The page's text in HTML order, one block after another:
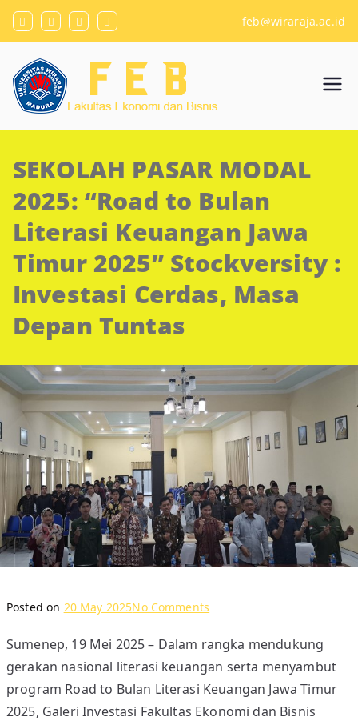
Skip
content
feb@wiraraja.ac.id
Fakulta
Ekono
mi dan
Bisnis
Universitas Wiraraja
SEKOLAH PASAR MODAL
2025: “Road to Bulan
Literasi Keuangan Jawa
Timur 2025” Stockversity :
Investasi Cerdas, Masa
Depan Tuntas
Posted on 20 May 2025No Comments
S
E
K
O
Sumenep, 19 Mei 2025 – Dalam rangka mendukung
gerakan nasional literasi keuangan serta menyambut
program Road to Bulan Literasi Keuangan Jawa Timur
2025, Galeri Investasi Fakultas Ekonomi dan Bisnis